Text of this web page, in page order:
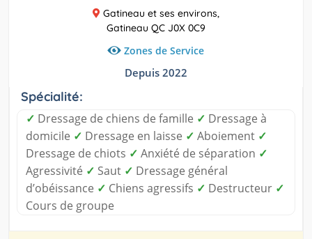
Gatineau et ses environs,
Gatineau QC J0X 0C9
Zones de Service
Depuis 2022
Spécialité:
✓ Dressage de chiens de famille ✓ Dressage à
domicile ✓ Dressage en laisse ✓ Aboiement ✓
Dressage de chiots ✓ Anxiété de séparation ✓
Agressivité ✓ Saut ✓ Dressage général
d’obéissance ✓ Chiens agressifs ✓ Destructeur ✓
Cours de groupe